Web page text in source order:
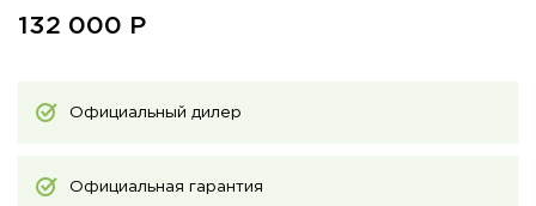
132 000 Р
Официальный дилер
Официальная гарантия